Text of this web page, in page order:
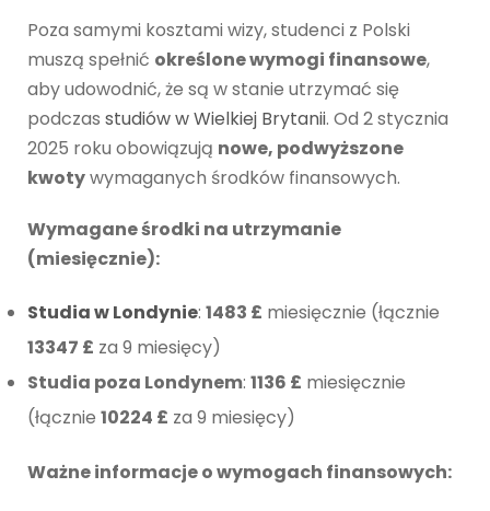
Poza samymi kosztami wizy, studenci z Polski
muszą spełnić określone wymogi finansowe,
aby udowodnić, że są w stanie utrzymać się
podczas studiów w Wielkiej Brytanii. Od 2 stycznia
2025 roku obowiązują nowe, podwyższone
kwotywymaganych środków finansowych.
Wymagane środki na utrzymanie
(miesięcznie):
Studia w Londynie: 1483 £ miesięcznie (łącznie
13347 £ za 9 miesięcy)
Studia poza Londynem: 1136 £ miesięcznie
(łącznie 10224 £ za 9 miesięcy)
Ważne informacje o wymogach finansowych: